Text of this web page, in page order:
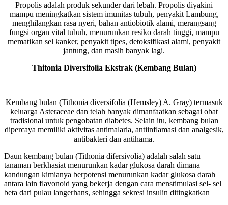
Propolis adalah produk sekunder dari lebah. Propolis diyakini
mampu meningkatkan sistem imunitas tubuh, penyakit Lambung,
menghilangkan rasa nyeri, bahan antiobiotik alami, merangsang
fungsi organ vital tubuh, menurunkan resiko darah tinggi, mampu
mematikan sel kanker, penyakit tipes, detoksifikasi alami, penyakit
jantung, dan masih banyak lagi.
Thitonia Diversifolia Ekstrak (Kembang Bulan)
Kembang bulan (Tithonia diversifolia (Hemsley) A. Gray) termasuk
keluarga Asteraceae dan telah banyak dimanfaatkan sebagai obat
tradisional untuk pengobatan diabetes. Selain itu, kembang bulan
dipercaya memiliki aktivitas antimalaria, antiinflamasi dan analgesik,
antibakteri dan antihama.
Daun kembang bulan (Tithonia difersivolia) adalah salah satu
tanaman berkhasiat menurunkan kadar glukosa darah dimana
kandungan kimianya berpotensi menurunkan kadar glukosa darah
antara lain flavonoid yang bekerja dengan cara menstimulasi sel- sel
beta dari pulau langerhans, sehingga sekresi insulin ditingkatkan